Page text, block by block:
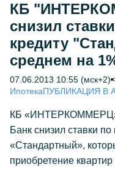
КБ
снизил
кредиту
среднем на
07.06.2013 10:55 (мск+2)
ИпотекаПУБЛИКАЦИЯ В
КБ «ИНТЕРКОММЕРЦ»
Банк снизил ставки
«Стандартный»,
приобретение